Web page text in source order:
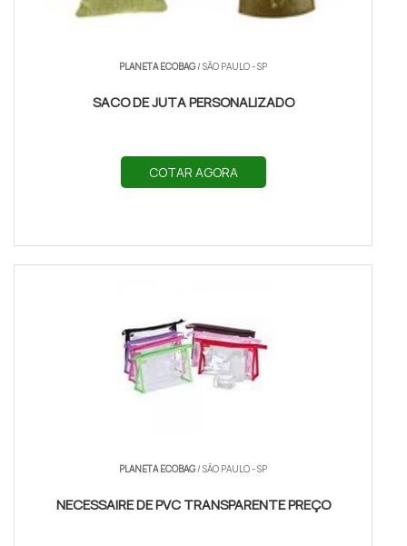
PLANETA ECOBAG/ SÃO PAULO - SP
SACO DE JUTA PERSONALIZADO
COTAR AGORA
PLANETA ECOBAG/ SÃO PAULO - SP
NECESSAIRE DE PVC TRANSPARENTE PREÇO